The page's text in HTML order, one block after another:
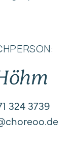
324 3739